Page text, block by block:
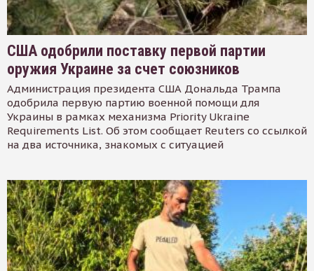
США одобрили поставку первой партии
оружия Украине за счет союзников
Администрация президента США Дональда Трампа
одобрила первую партию военной помощи для
Украины в рамках механизма Priority Ukraine
Requirements List. Об этом сообщает Reuters со ссылкой
на два источника, знакомых с ситуацией